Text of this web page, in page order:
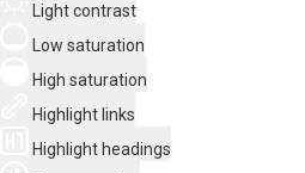
Light contrast
Low saturation
High saturation
Highlight links
Highlight headings